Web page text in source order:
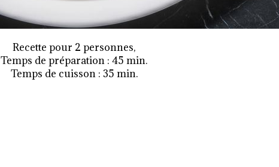
Recette pour 2 personnes,
Temps de préparation : 45 min.
Temps de cuisson : 35 min.